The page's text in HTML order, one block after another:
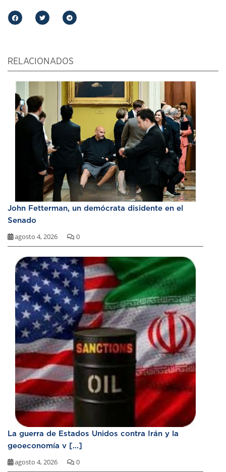
RELACIONADOS
John Fetterman, un demócrata disidente en el
Senado
agosto 4, 2026 0
La guerra de Estados Unidos contra Irán y la
geoeconomía v [...]
agosto 4, 2026 0